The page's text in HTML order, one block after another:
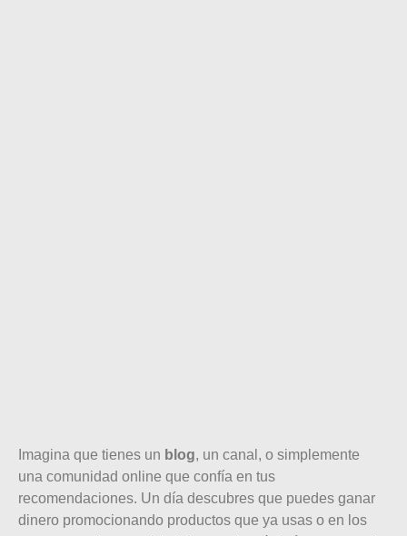
Imagina que tienes un blog, un canal, o simplemente
una comunidad online que confía en tus
recomendaciones. Un día descubres que puedes ganar
dinero promocionando productos que ya usas o en los